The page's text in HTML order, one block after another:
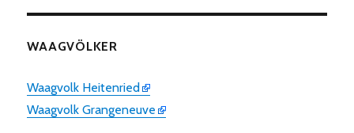
WAAGVÖLKER
Waagvolk Heitenried
Waagvolk Grangeneuve